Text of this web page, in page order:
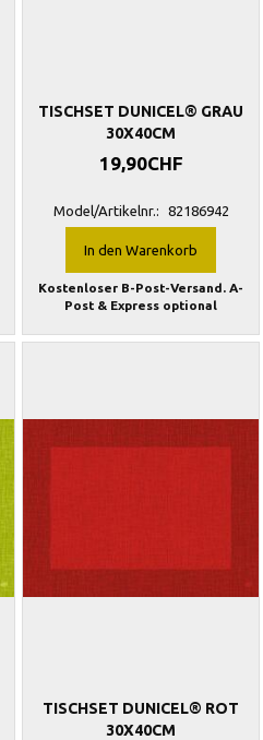
TISCHSET DUNICEL® GRAU
30X40CM
19,90CHF
Model/Artikelnr.: 82186942
In den Warenkorb
Kostenloser B-Post-Versand. A-
Post & Express optional
TISCHSET DUNICEL® ROT
30X40CM